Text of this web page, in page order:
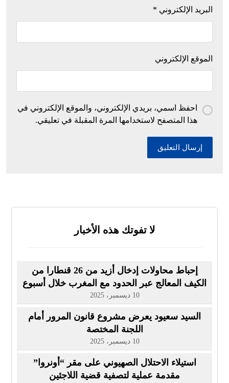
البريد الإلكتروني *
الموقع الإلكتروني
احفظ اسمي، بريدي الإلكتروني، والموقع الإلكتروني في
هذا المتصفح لاستخدامها المرة المقبلة في تعليقي.
إرسال التعليق
لا تفوتك هذه الأخبار
إحباط محاولات إدخال أزيد من 26 قنطارا من
الكيف المعالج عبر الحدود مع المغرب خلال أسبوع
10 ديسمبر، 2025
السيد سعيود يعرض مشروع قانون المرور أمام
اللجنة المختصة
10 ديسمبر، 2025
استيلاء الاحتلال الصهيوني على مقر “أونروا”
مقدمة عملية لتصفية قضية اللاجئين